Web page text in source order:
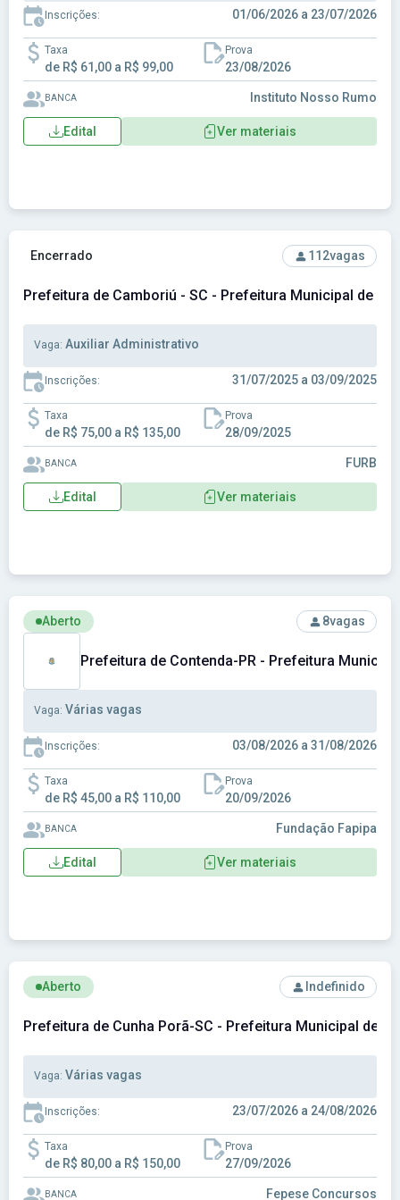
Inscrições: 01/06/2026 a 23/07/2026
Taxa
de R$ 61,00 a R$ 99,00
Prova
23/08/2026
BANCA Instituto Nosso Rumo
Edital Ver materiais
Ver concurso: Prefeitura de Camboriú - SC - Prefeitura
Encerrado 112vagas
Prefeitura de Camboriú - SC - Prefeitura Municipal de
Vaga: Auxiliar Administrativo
Inscrições: 31/07/2025 a 03/09/2025
Taxa
de R$ 75,00 a R$ 135,00
Prova
28/09/2025
BANCA FURB
Edital Ver materiais
Ver concurso: Prefeitura de Contenda-PR - Prefeitura
Aberto 8vagas
Prefeitura de Contenda-PR - Prefeitura
Vaga: Várias vagas
Inscrições: 03/08/2026 a 31/08/2026
Taxa
de R$ 45,00 a R$ 110,00
Prova
20/09/2026
BANCA Fundação Fapipa
Edital Ver materiais
Ver concurso: Prefeitura de Cunha Porã-SC - Prefeitura
Aberto Indefinido
Prefeitura de Cunha Porã-SC - Prefeitura Municipal de
Vaga: Várias vagas
Inscrições: 23/07/2026 a 24/08/2026
Taxa
de R$ 80,00 a R$ 150,00
Prova
27/09/2026
BANCA Fepese Concursos